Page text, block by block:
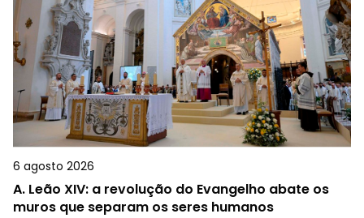
6 agosto 2026
A. Leão XIV: a revolução do Evangelho abate os
muros que separam os seres humanos